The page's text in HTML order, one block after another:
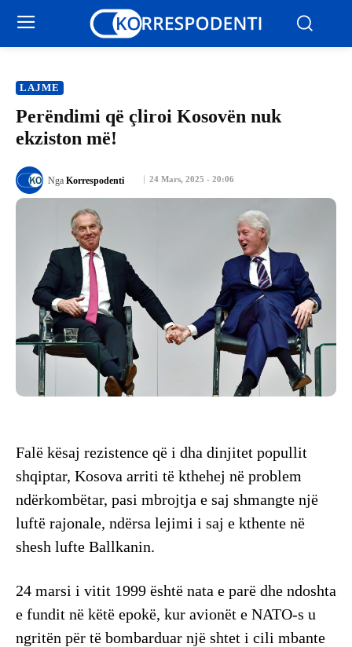
LAJME
Perëndimi që çliroi Kosovën nuk
ekziston më!
24 Mars, 2025 - 20:06
Nga Korrespodenti
Falë kësaj rezistence që i dha dinjitet popullit
shqiptar, Kosova arriti të kthehej në problem
ndërkombëtar, pasi mbrojtja e saj shmangte një
luftë rajonale, ndërsa lejimi i saj e kthente në
shesh lufte Ballkanin.
24 marsi i vitit 1999 është nata e parë dhe ndoshta
e fundit në këtë epokë, kur avionët e NATO-s u
ngritën për të bombarduar një shtet i cili mbante